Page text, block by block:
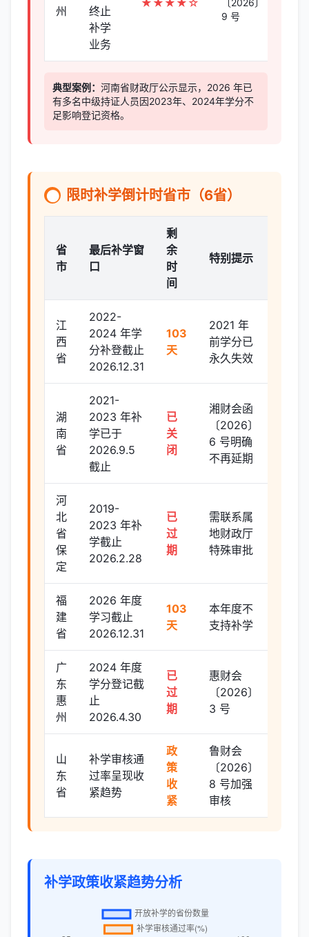
州
终止
补学
业务
★★★★☆
〔2026〕
9 号
典型案例： 河南省财政厅公示显示，2026 年已
有多名中级持证人员因2023年、2024年学分不
足影响登记资格。
🟠 限时补学倒计时省市（6省）
省
市
最后补学窗
口
剩
余
时
间
特别提示
江
西
省
2022-
2024 年学
分补登截止
2026.12.31
103
天
2021 年
前学分已
永久失效
湖
南
省
2021-
2023 年补
学已于
2026.9.5
截止
已
关
闭
湘财会函
〔2026〕
6 号明确
不再延期
河
北
省
保
定
2019-
2023 年补
学截止
2026.2.28
已
过
期
需联系属
地财政厅
特殊审批
福
建
省
2026 年度
学习截止
2026.12.31
103
天
本年度不
支持补学
广
东
惠
州
2024 年度
学分登记截
止
2026.4.30
已
过
期
惠财会
〔2026〕
3 号
山
东
省
补学审核通
过率呈现收
紧趋势
政
策
收
紧
鲁财会
〔2026〕
8 号加强
审核
补学政策收紧趋势分析